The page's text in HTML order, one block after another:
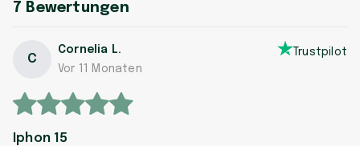
7 Bewertungen
C
Cornelia L.
Vor 11 Monaten
Trustpilot
Iphon 15